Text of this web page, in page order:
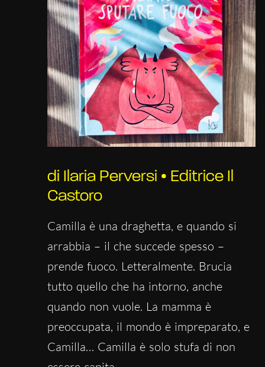
di Ilaria Perversi • Editrice Il
Castoro
Camilla è una draghetta, e quando si
arrabbia – il che succede spesso –
prende fuoco. Letteralmente. Brucia
tutto quello che ha intorno, anche
quando non vuole. La mamma è
preoccupata, il mondo è impreparato, e
Camilla… Camilla è solo stufa di non